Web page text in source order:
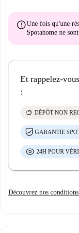
errorUne fois qu'une
Spotahome ne
Et rappelez-
:
savings DÉPÔT NON
GARANTIE
24H POUR
Découvrez nos